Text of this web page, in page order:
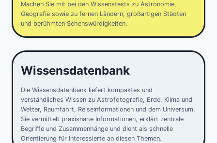
Machen Sie mit bei den Wissenstests zu Astronomie,
Geografie sowie zu fernen Ländern, großartigen Städten
und berühmten Sehenswürdigkeiten.
Wissensdatenbank
Die Wissensdatenbank liefert kompaktes und
verständliches Wissen zu Astrofotografie, Erde, Klima und
Wetter, Raumfahrt, Reiseinformationen und dem Universum.
Sie vermittelt praxisnahe Informationen, erklärt zentrale
Begriffe und Zusammenhänge und dient als schnelle
Orientierung für Interessierte an diesen Themen.